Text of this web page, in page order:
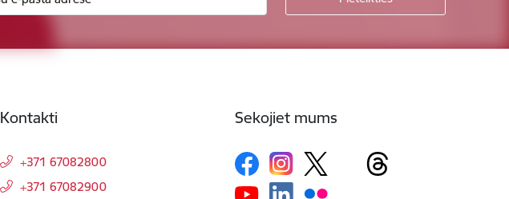
Kontakti
+371 67082800
+371 67082900
Sekojiet mums